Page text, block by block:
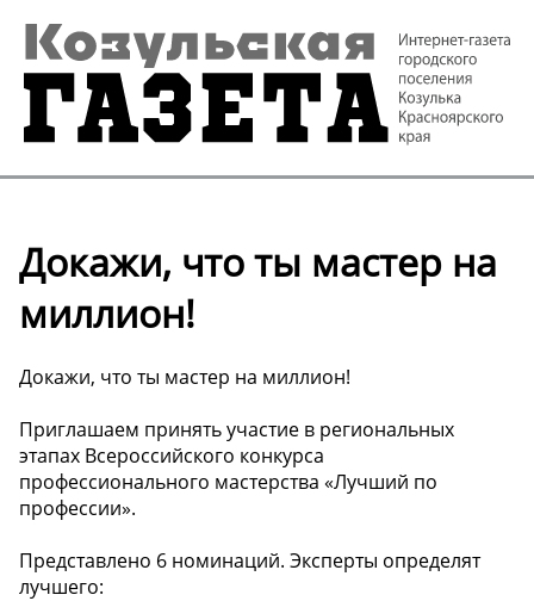
Докажи, что ты мастер на
миллион!
Докажи, что ты мастер на миллион!
Приглашаем принять участие в региональных
этапах Всероссийского конкурса
профессионального мастерства «Лучший по
профессии».
Представлено 6 номинаций. Эксперты определят
лучшего: